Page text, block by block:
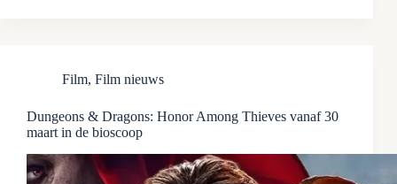
Film, Film nieuws
Dungeons & Dragons: Honor Among Thieves vanaf 30
maart in de bioscoop